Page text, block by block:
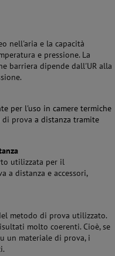
nell'aria e la capacità
e pressione. La
barriera dipende dall'UR alla
per l'uso in camere termiche
di prova a distanza tramite
utilizzata per il
a distanza e accessori,
metodo di prova utilizzato.
molto coerenti. Cioè, se
un materiale di prova, i